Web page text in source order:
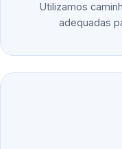
Utilizamos
adequadas